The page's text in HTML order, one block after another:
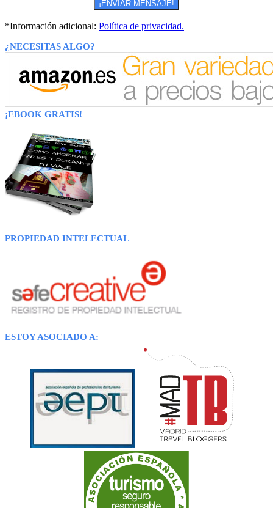
*Información adicional: Política de privacidad.
¿NECESITAS ALGO?
¡EBOOK GRATIS!
PROPIEDAD INTELECTUAL
ESTOY ASOCIADO A: